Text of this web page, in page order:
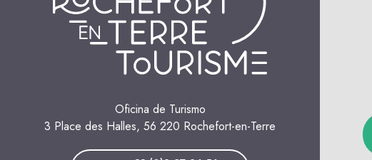
Oficina de Turismo
3 Place des Halles, 56 220 Rochefort-en-Terre